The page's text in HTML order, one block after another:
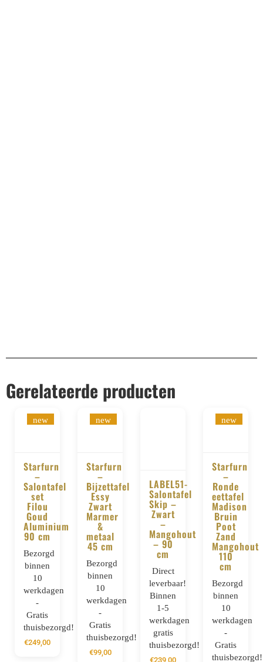
Gerelateerde producten
BESTELLEN
new
Starfurn
–
Salontafel
set
Filou
Goud
Aluminium
90 cm
Bezorgd
binnen
10
werkdagen
-
Gratis
thuisbezorgd!
€249,00
BESTELLEN
new
Starfurn
–
Bijzettafel
Essy
Zwart
Marmer
&
metaal
45 cm
Bezorgd
binnen
10
werkdagen
-
Gratis
thuisbezorgd!
€99,00
BESTELLEN
LABEL51-
Salontafel
Skip –
Zwart
–
Mangohout
– 90
cm
Direct
leverbaar!
Binnen
1-5
werkdagen
gratis
thuisbezorgd!
€239,00
BESTELLEN
new
Starfurn
–
Ronde
eettafel
Madison
Bruin
Poot
Zand
Mangohout
110
cm
Bezorgd
binnen
10
werkdagen
-
Gratis
thuisbezorgd!